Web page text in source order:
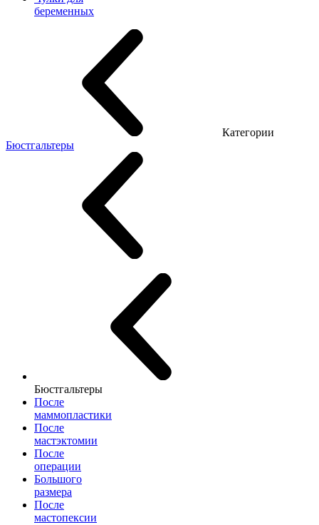
беременных
Категории
Бюстгальтеры
Бюстгальтеры
После
маммопластики
После
мастэктомии
После
операции
Большого
размера
После
мастопексии